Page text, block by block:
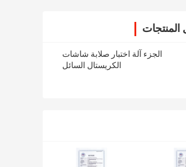
الجزء آلة اختبار صلابة شاشات
الكريستال السائل